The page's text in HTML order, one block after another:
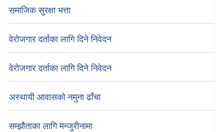
समाजिक सुरक्षा भत्ता
वेरोजगार दर्ताका लागि दिने निवेदन
वेरोजगार दर्ताका लागि दिने निवेदन
अस्थायी आवासको नमुना ढाँचा
सम्झौताका लागि मन्जुरीनामा